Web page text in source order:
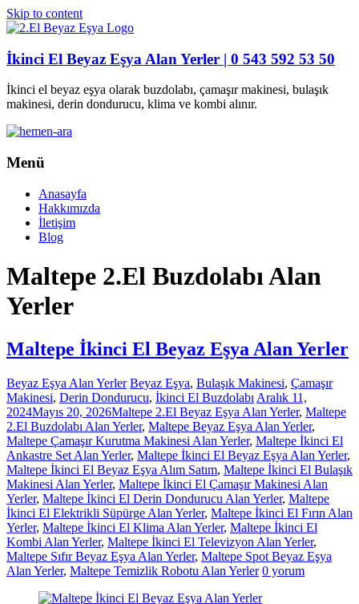
Skip to content
İkinci El Beyaz Eşya Alan Yerler | 0 543 592 53 50
İkinci el beyaz eşya olarak buzdolabı, çamaşır makinesi, bulaşık
makinesi, derin dondurucu, klima ve kombi alınır.
Menü
Anasayfa
Hakkımızda
İletişim
Blog
Maltepe 2.El Buzdolabı Alan
Yerler
Maltepe İkinci El Beyaz Eşya Alan Yerler
Beyaz Eşya Alan Yerler Beyaz Eşya, Bulaşık Makinesi, Çamaşır
Makinesi, Derin Dondurucu, İkinci El Buzdolabı Aralık 11,
2024Mayıs 20, 2026Maltepe 2.El Beyaz Eşya Alan Yerler, Maltepe
2.El Buzdolabı Alan Yerler, Maltepe Beyaz Eşya Alan Yerler,
Maltepe Çamaşır Kurutma Makinesi Alan Yerler, Maltepe İkinci El
Ankastre Set Alan Yerler, Maltepe İkinci El Beyaz Eşya Alan Yerler,
Maltepe İkinci El Beyaz Eşya Alım Satım, Maltepe İkinci El Bulaşık
Makinesi Alan Yerler, Maltepe İkinci El Çamaşır Makinesi Alan
Yerler, Maltepe İkinci El Derin Dondurucu Alan Yerler, Maltepe
İkinci El Elektrikli Süpürge Alan Yerler, Maltepe İkinci El Fırın Alan
Yerler, Maltepe İkinci El Klima Alan Yerler, Maltepe İkinci El
Kombi Alan Yerler, Maltepe İkinci El Televizyon Alan Yerler,
Maltepe Sıfır Beyaz Eşya Alan Yerler, Maltepe Spot Beyaz Eşya
Alan Yerler, Maltepe Temizlik Robotu Alan Yerler 0 yorum